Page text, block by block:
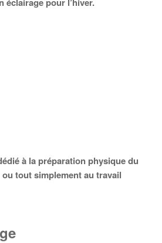
éclairage pour l’hiver.
à la préparation physique du
tout simplement au travail